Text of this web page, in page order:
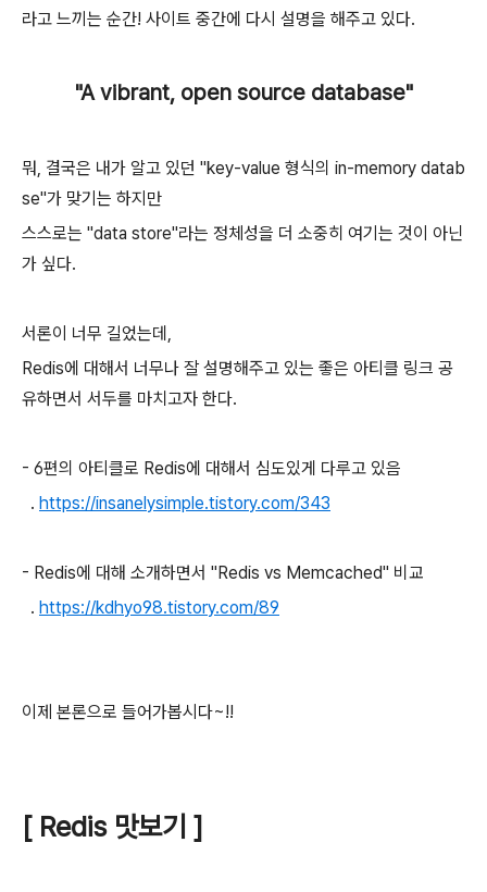
라고 느끼는 순간! 사이트 중간에 다시 설명을 해주고 있다.
"A vibrant, open source database"
뭐, 결국은 내가 알고 있던 "key-value 형식의 in-memory datab
se"가 맞기는 하지만
스스로는 "data store"라는 정체성을 더 소중히 여기는 것이 아닌
가 싶다.
서론이 너무 길었는데,
Redis에 대해서 너무나 잘 설명해주고 있는 좋은 아티클 링크 공
유하면서 서두를 마치고자 한다.
- 6편의 아티클로 Redis에 대해서 심도있게 다루고 있음
. https://insanelysimple.tistory.com/343
- Redis에 대해 소개하면서 "Redis vs Memcached" 비교
. https://kdhyo98.tistory.com/89
이제 본론으로 들어가봅시다~!!
[ Redis 맛보기 ]